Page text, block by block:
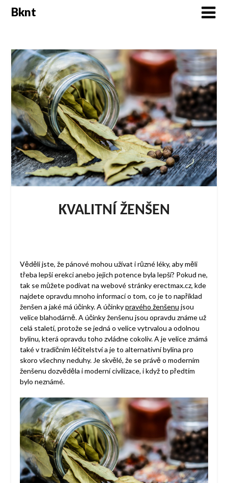
SkipBknt
KVALITNÍ ŽENŠEN
Věděli jste, že pánové mohou užívat i různé léky, aby měli
třeba lepší erekci anebo jejich potence byla lepší? Pokud ne,
tak se můžete podívat na webové stránky erectmax.cz, kde
najdete opravdu mnoho informací o tom, co je to například
ženšen a jaké má účinky. A účinkypravého ženšenu jsou
velice blahodárně. A účinky ženšenu jsou opravdu známe už
celá staletí, protože se jedná o velice vytrvalou a odolnou
bylinu, která opravdu toho zvládne cokoliv. A je velice známá
také v tradičním léčitelství a je to alternativní bylina pro
skoro všechny neduhy. Je skvělé, že se právě o moderním
ženšenu dozvěděla i moderní civilizace, i když to předtím
bylo neznámé.